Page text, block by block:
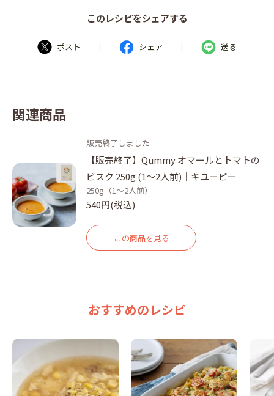
このレシピをシェアする
ポスト | シェア | 送る
関連商品
販売終了しました
【販売終了】Qummy オマールとトマトの
ビスク 250g (1～2人前)｜キユーピー
250g（1～2人前）
540円(税込)
この商品を見る
おすすめのレシピ